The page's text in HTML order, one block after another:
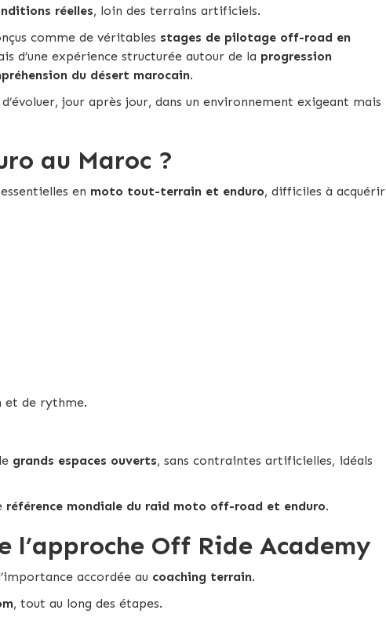
réelles, loin des terrains artificiels.
comme de véritables stages de pilotage off-road en
d’une expérience structurée autour de la progression
du désert marocain.
jour après jour, dans un environnement exigeant mais
au Maroc ?
en moto tout-terrain et enduro, difficiles à acquérir
et de rythme.
grands espaces ouverts, sans contraintes artificielles, idéals
référence mondiale du raid moto off-road et enduro.
l’approche Off Ride Academy
accordée au coaching terrain.
, tout au long des étapes.